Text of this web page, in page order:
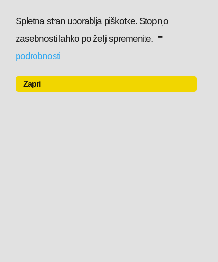
Spletna stran uporablja piškotke. Stopnjo
zasebnosti lahko po želji spremenite. -
podrobnosti
Zapri